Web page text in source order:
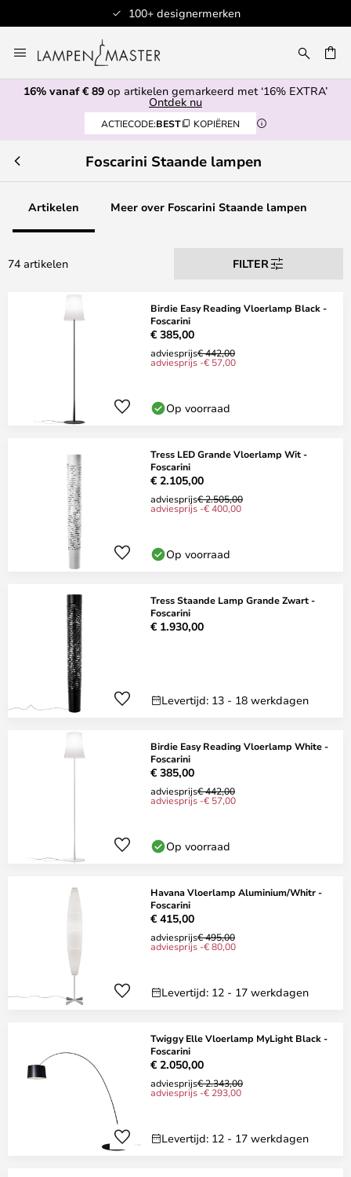
100+ designermerken
naar
de
inhoud
16% vanaf € 89 op artikelen gemarkeerd met ‘16% EXTRA’
Ontdek nu
ACTIECODE:BEST KOPIËREN
Foscarini Staande lampen
Artikelen Meer over Foscarini Staande lampen
74 artikelen FILTER
Birdie Easy Reading Vloerlamp Black -
Foscarini
€ 385,00
adviesprijs€ 442,00
adviesprijs -€ 57,00
Op voorraad
Tress LED Grande Vloerlamp Wit -
Foscarini
€ 2.105,00
adviesprijs€ 2.505,00
adviesprijs -€ 400,00
Op voorraad
Tress Staande Lamp Grande Zwart -
Foscarini
€ 1.930,00
Levertijd: 13 - 18 werkdagen
Birdie Easy Reading Vloerlamp White -
Foscarini
€ 385,00
adviesprijs€ 442,00
adviesprijs -€ 57,00
Op voorraad
Havana Vloerlamp Aluminium/Whitr -
Foscarini
€ 415,00
adviesprijs€ 495,00
adviesprijs -€ 80,00
Levertijd: 12 - 17 werkdagen
Twiggy Elle Vloerlamp MyLight Black -
Foscarini
€ 2.050,00
adviesprijs€ 2.343,00
adviesprijs -€ 293,00
Levertijd: 12 - 17 werkdagen